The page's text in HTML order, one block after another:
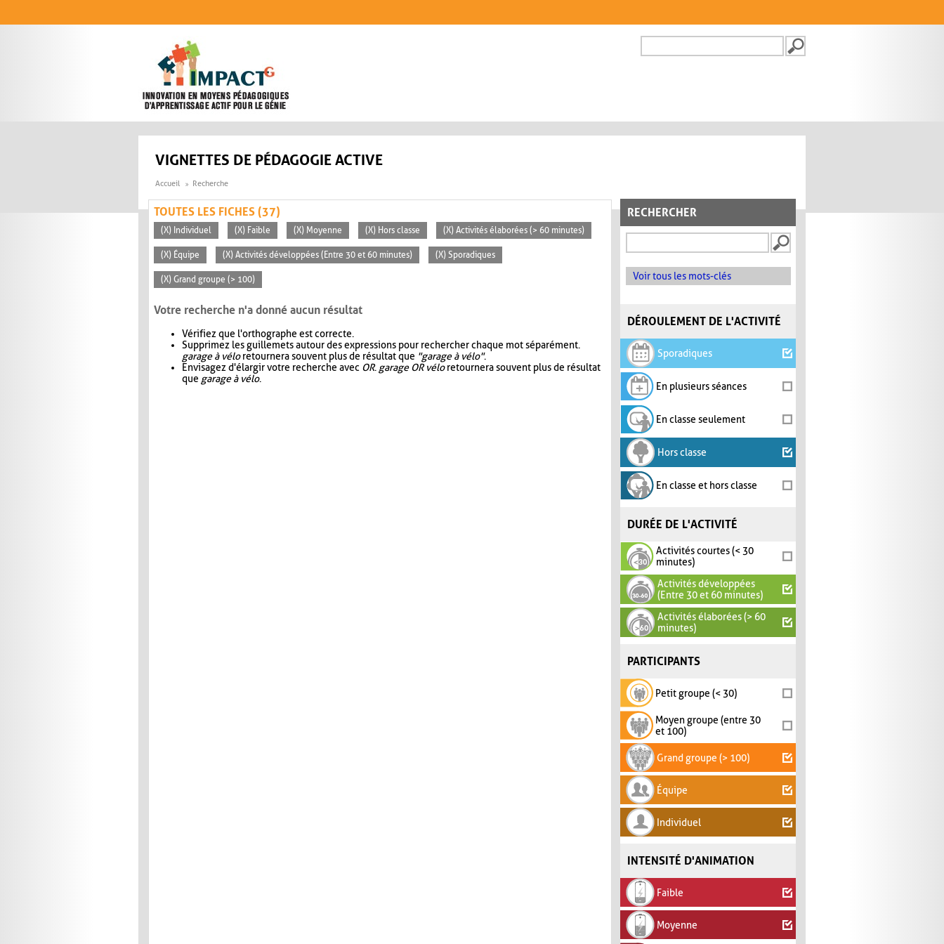
FORMULAIRE DE
VIGNETTES DE PÉDAGOGIE ACTIVE
Accueil Recherche
RECHERCHER
Voir tous les mots-clés
DÉROULEMENT DE L'ACTIVITÉ
Sporadiques
En plusieurs séances
En classe seulement
Hors classe
En classe et hors classe
DURÉE DE L'ACTIVITÉ
Activités courtes (< 30
minutes)
Activités développées
(Entre 30 et 60 minutes)
Activités élaborées (> 60
minutes)
PARTICIPANTS
Petit groupe (< 30)
Moyen groupe (entre 30
et 100)
Grand groupe (> 100)
Équipe
Individuel
INTENSITÉ D'ANIMATION
Faible
Moyenne
TOUTES LES FICHES (37)
(X) Individuel (X) Faible (X) Moyenne (X) Hors classe (X) Activités élaborées (> 60 minutes)
(X) Équipe (X) Activités développées (Entre 30 et 60 minutes) (X) Sporadiques
(X) Grand groupe (> 100)
Votre recherche n'a donné aucun résultat
Vérifiez que l'orthographe est correcte.
Supprimez les guillemets autour des expressions pour rechercher chaque mot séparément.
garage à véloretournera souvent plus de résultat que "garage à vélo".
Envisagez d'élargir votre recherche avec OR. garage OR véloretournera souvent plus de résultat
que garage à vélo.